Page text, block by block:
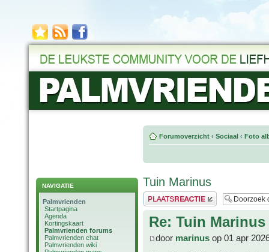
NAVIGATIE
Palmvrienden
Startpagina
Agenda
Kortingskaart
Palmvrienden forums
Palmvrienden chat
Palmvrienden wiki
Forumoverzicht ‹ Sociaal ‹ Foto
Tuin Marinus
Plaats een reactie
Re: Tuin Marinus
door marinus op 01 apr